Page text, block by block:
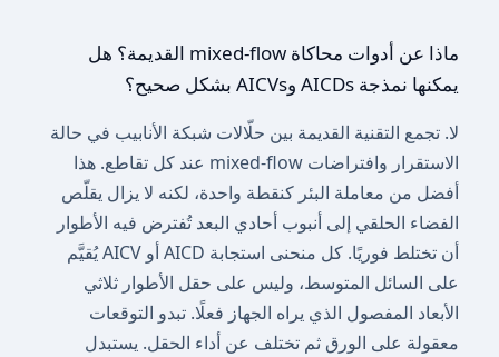
ماذا عن أدوات محاكاة mixed-flow القديمة؟ هل
يمكنها نمذجة AICDs وAICVs بشكل صحيح؟
لا. تجمع التقنية القديمة بين حلّالات شبكة الأنابيب في حالة
الاستقرار وافتراضات mixed-flow عند كل تقاطع. هذا
أفضل من معاملة البئر كنقطة واحدة، لكنه لا يزال يقلّص
الفضاء الحلقي إلى أنبوب أحادي البعد تُفترض فيه الأطوار
أن تختلط فوريًا. كل منحنى استجابة AICD أو AICV يُقيَّم
على السائل المتوسط، وليس على حقل الأطوار ثلاثي
الأبعاد المفصول الذي يراه الجهاز فعلًا. تبدو التوقعات
معقولة على الورق ثم تختلف عن أداء الحقل. يستبدل